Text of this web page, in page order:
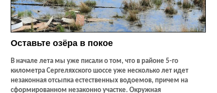
Оставьте озёра в покое
В начале лета мы уже писали о том, что в районе 5-го
километра Сергеляхского шоссе уже несколько лет идет
незаконная отсыпка естественных водоемов, причем на
сформированном незаконно участке. Окружная